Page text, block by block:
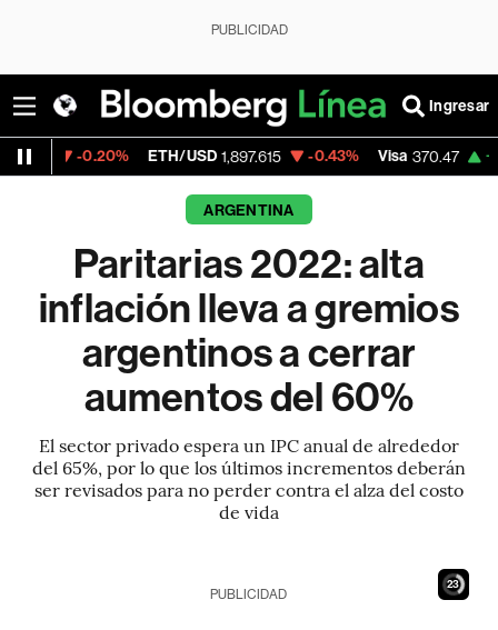
PUBLICIDAD
Ingresar
ETH/USD 1,897.615 -0.43% Visa 370.47 +0.52%
ARGENTINA
Paritarias 2022: alta
inflación lleva a gremios
argentinos a cerrar
aumentos del 60%
El sector privado espera un IPC anual de alrededor
del 65%, por lo que los últimos incrementos deberán
ser revisados para no perder contra el alza del costo
de vida
21
PUBLICIDAD